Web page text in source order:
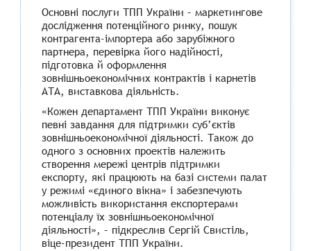
Основні послуги ТПП України – маркетингове
дослідження потенційного ринку, пошук
контрагента-імпортера або зарубіжного
партнера, перевірка його надійності,
підготовка й оформлення
зовнішньоекономічних контрактів і карнетів
АТА, виставкова діяльність.
«Кожен департамент ТПП України виконує
певні завдання для підтримки суб’єктів
зовнішньоекономічної діяльності. Також до
одного з основних проектів належить
створення мережі центрів підтримки
експорту, які працюють на базі системи палат
у режимі «єдиного вікна» і забезпечують
можливість використання експортерами
потенціалу їх зовнішньоекономічної
діяльності», – підкреслив Сергій Свистіль,
віце-президент ТПП України.